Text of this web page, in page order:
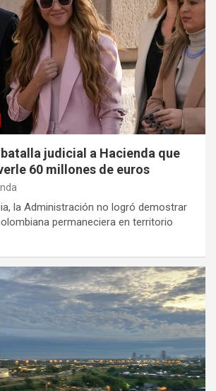
judicial a Hacienda que
60 millones de euros
la Administración no logró demostrar
permaneciera en territorio